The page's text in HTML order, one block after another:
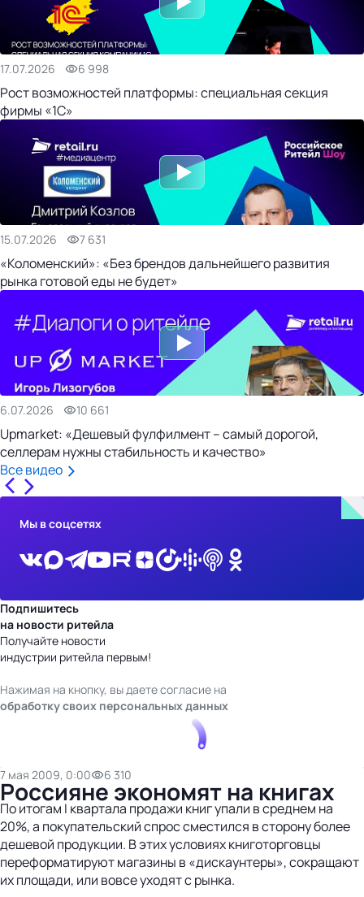
17.07.2026 6 998
Рост возможностей платформы: специальная секция
фирмы «1С»
15.07.2026 7 631
«Коломенский»: «Без брендов дальнейшего развития
рынка готовой еды не будет»
6.07.2026 10 661
Upmarket: «Дешевый фулфилмент – самый дорогой,
селлерам нужны стабильность и качество»
Все видео
Мы в соцсетях
Подпишитесь
на новости ритейла
Получайте новости
индустрии ритейла первым!
Нажимая на кнопку, вы даете согласие на
обработку своих персональных данных
7 мая 2009, 0:00 6 310
Россияне экономят на книгах
По итогам I квартала продажи книг упали в среднем на
20%, а покупательский спрос сместился в сторону более
дешевой продукции. В этих условиях книготорговцы
переформатируют магазины в «дискаунтеры», сокращают
их площади, или вовсе уходят с рынка.